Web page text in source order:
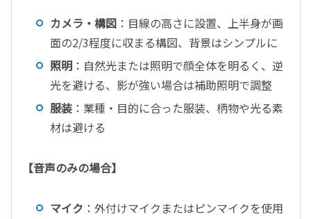
カメラ・構図 ：目線の高さに設置、上半身が画
面の2/3程度に収まる構図、背景はシンプルに
照明 ：自然光または照明で顔全体を明るく、逆
光を避ける、影が強い場合は補助照明で調整
服装 ：業種・目的に合った服装、柄物や光る素
材は避ける
【音声のみの場合】
マイク ：外付けマイクまたはピンマイクを使用